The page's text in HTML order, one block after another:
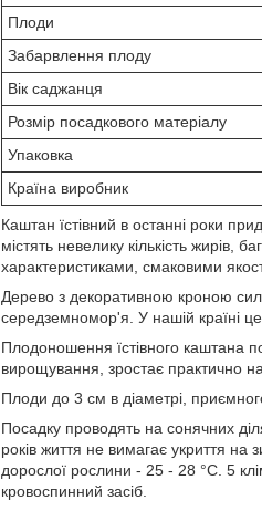
Плоди
Забарвлення плоду
Вік саджанця
Розмір посадкового матеріалу
Упаковка
Країна виробник
Каштан їстівний в останні роки
містять невелику кількість жирів,
характеристиками, смаковими
Дерево з декоративною кроною
середземномор'я. У нашій країні
Плодоношення їстівного каштана
вирощування, зростає практично
Плоди до 3 см в діаметрі,
Посадку проводять на сонячних
років життя не вимагає укриття на
дорослої рослини - 25 - 28 °С. 5
кровоспинний засіб.